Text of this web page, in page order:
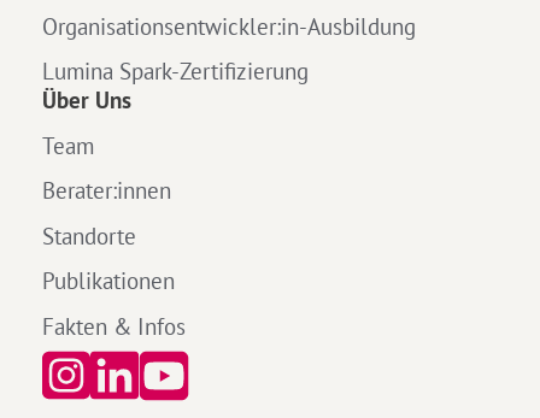
Organisationsentwickler:in-Ausbildung
Lumina Spark-Zertifizierung
Über Uns
Team
Berater:innen
Standorte
Publikationen
Fakten & Infos